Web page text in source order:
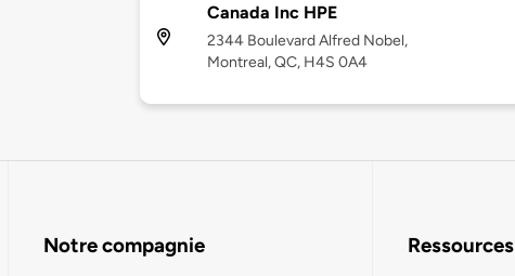
Canada Inc HPE
2344 Boulevard Alfred Nobel,
Montreal, QC, H4S 0A4
Notre compagnie Ressources